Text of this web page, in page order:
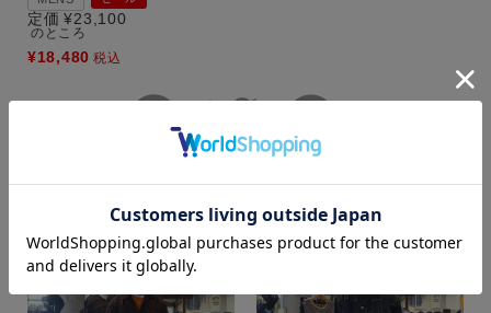
定価 ¥23,100
のところ
¥18,480 税込